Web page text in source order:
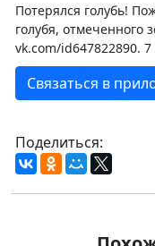
Потерялся голубь!
голубя, отмеченного
vk.com/id647822890.
Связаться в
Поделиться: